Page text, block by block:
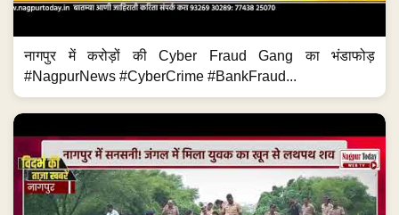
नागपुर में करोड़ों की Cyber Fraud Gang का भंडाफोड़
#NagpurNews #CyberCrime #BankFraud...